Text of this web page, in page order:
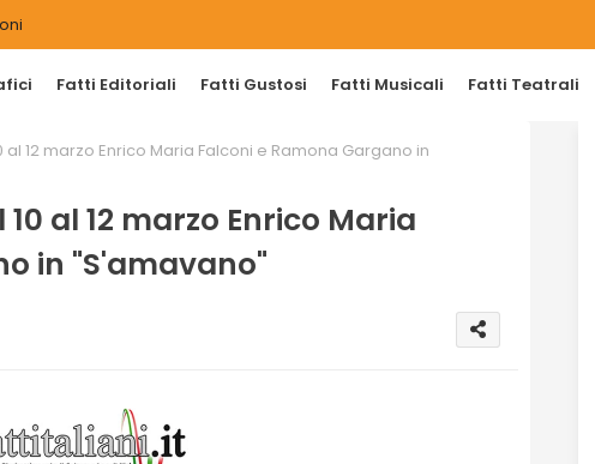
Fatti Editoriali Fatti Gustosi Fatti Musicali Fatti Teatrali
al 12 marzo Enrico Maria Falconi e Ramona Gargano in
al 12 marzo Enrico Maria
in "S'amavano"